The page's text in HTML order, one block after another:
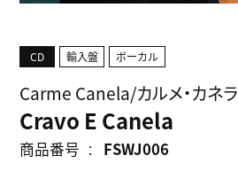
CD 輸入盤 ボーカル
Carme Canela/カルメ・カネラ
Cravo E Canela
商品番号 FSWJ006